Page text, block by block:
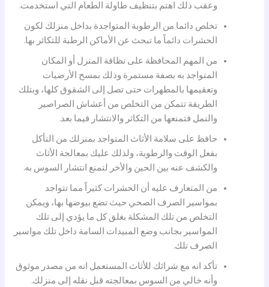
وعقب ذلك اهتم بتنظيف طاولة الطعام التي استخدمت.
تخلص دائما من الرطوبة المتواجدة بداخل منزلك لكون
الحشرات دائماً ما تبحث عن الأماكن الرطبة للتكاثر بها.
من المهم المحافظة على نظافة المنزل أو المكان
المتواجد به بصفة مستمرة وذلك بمسح الأرضيات
وتعقيمها بالمطهرات حتى تصل إلى الشقوق كلها، وبتلك
الطريقة تتمكن من التخلص من أعشاش الصراصير
والنمل فتمنعها من التكاثر والانتشار فيما بعد.
حافظ على سلامة الأثاث المتواجد بمنزلك من التأكل
بفعل الوقت والرطوبة، ولذلك عليك بمعالجة الأثاث
والكشف عنه بين الحين والأخر لتمنع انتشار السوس به.
من المتعارف عليه أن الحشرات كثيراً مما تتواجد
بمواسير الصرف الصحي حيث تضع بيوضها بها، ويمكن
التخلص من تلك المشكلة بغلق كل ما يؤدي إلى تلك
المواسير بجانب وضع المبيدات السامة داخل تلك مواسير
الصرف تلك.
تأكد انه مع شرائك للأثاث المستعمل انه من مصدر موثوق
وأنه خالي من السوس بمعالجته قبل نقله إلى منزلك.